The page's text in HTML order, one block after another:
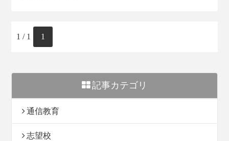
1 / 1 1
記事カテゴリ
通信教育
志望校